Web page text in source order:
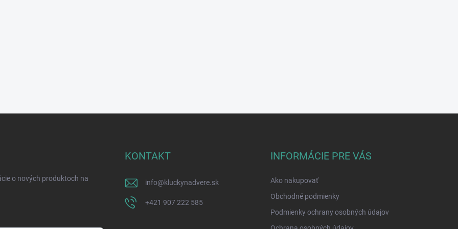
o nových produktoch na
KONTAKT
info@kluckynadvere.sk
+421 907 222 585
INFORMÁCIE PRE VÁS
Ako nakupovať
Obchodné podmienky
Podmienky ochrany osobných údajov